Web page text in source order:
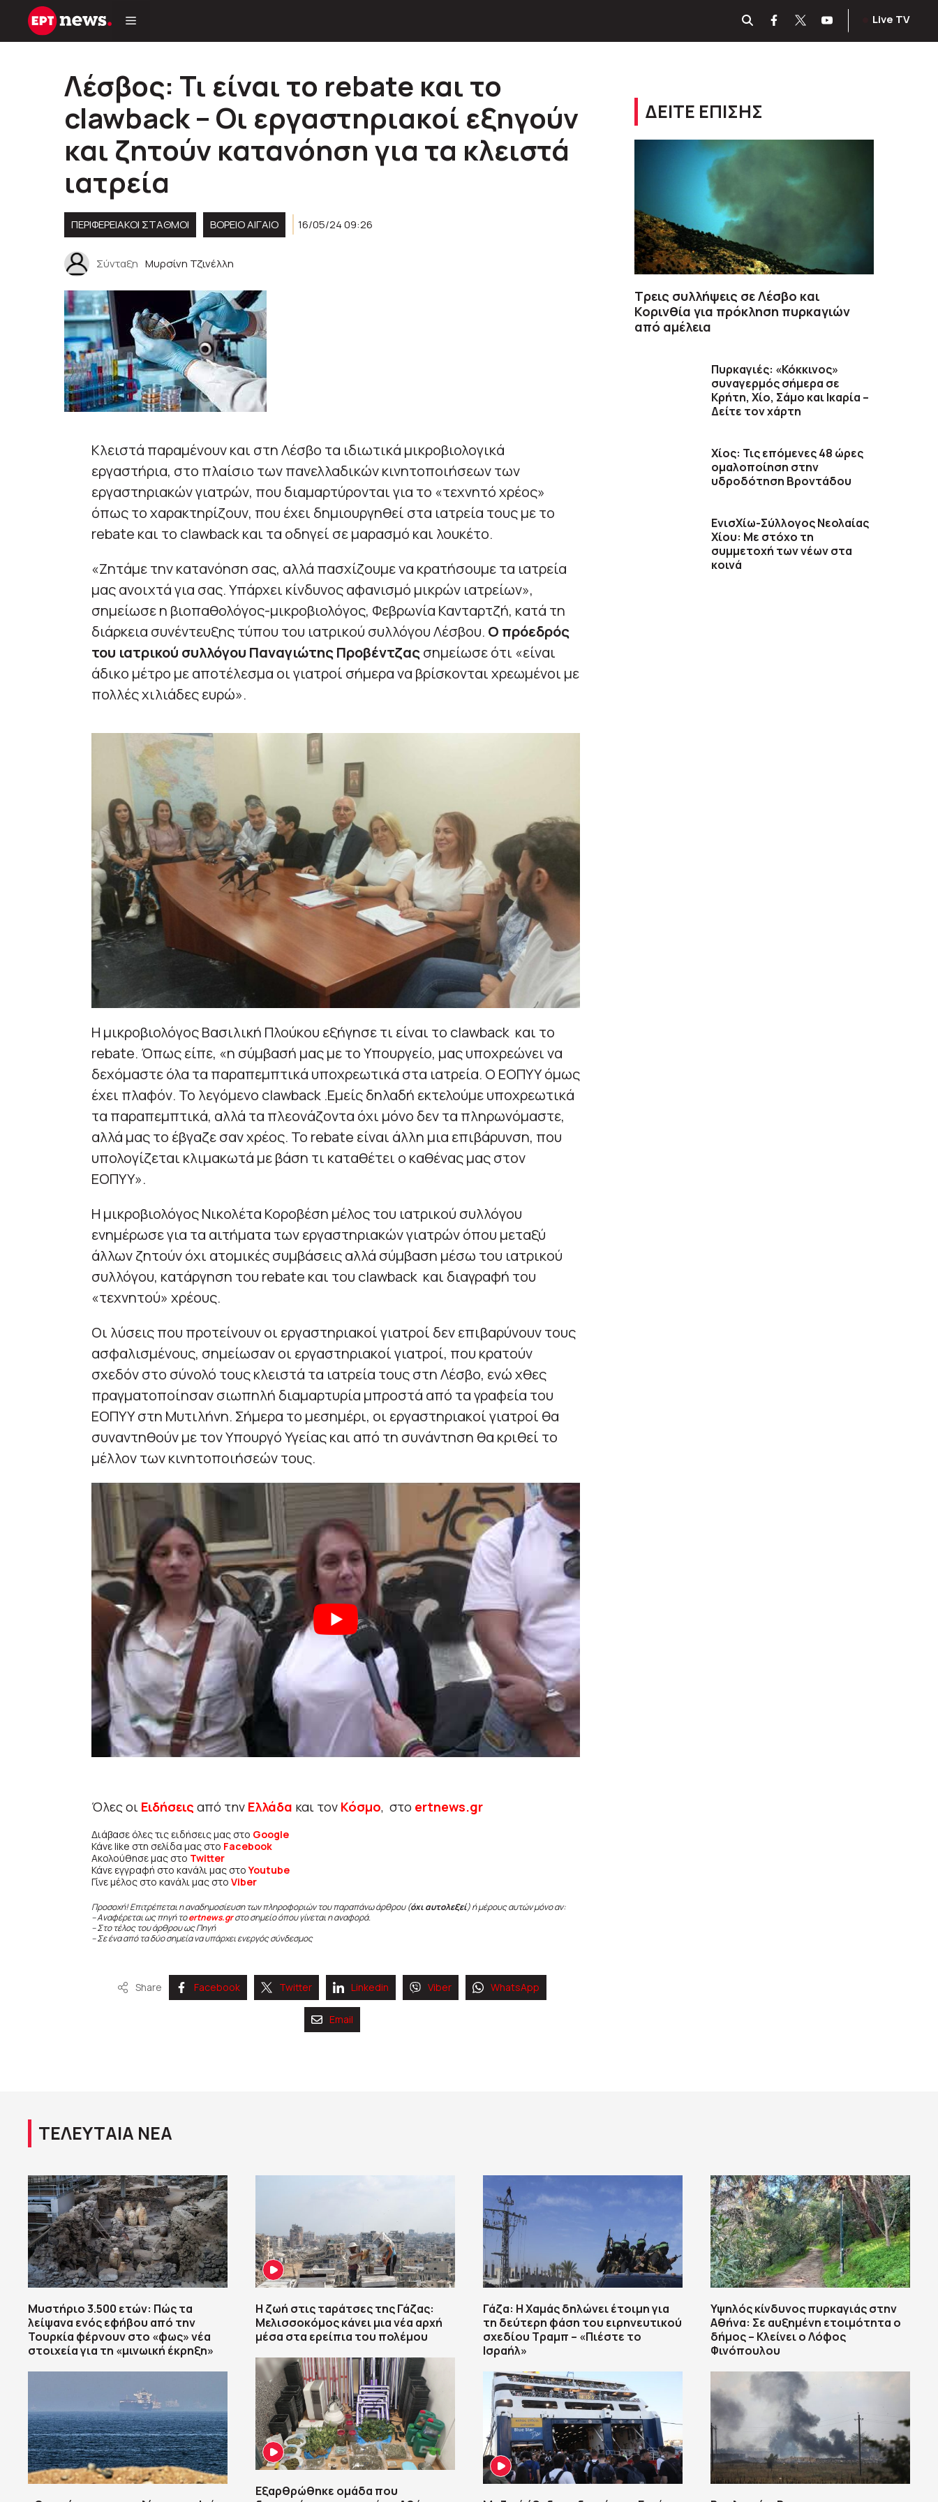
Μετάβαση
Live TV
Λέσβος: Τι είναι το rebate και το
clawback – Οι εργαστηριακοί εξηγούν
και ζητούν κατανόηση για τα κλειστά
ιατρεία
ΠΕΡΙΦΕΡΕΙΑΚΟΊ ΣΤΑΘΜΟΊ ΒΟΡΕΙΟ ΑΙΓΑΙΟ 16/05/24 09:26
Σύνταξη Μυρσίνη Τζινέλλη
Κλειστά παραμένουν και στη Λέσβο τα ιδιωτικά μικροβιολογικά
εργαστήρια, στο πλαίσιο των πανελλαδικών κινητοποιήσεων των
εργαστηριακών γιατρών, που διαμαρτύρονται για το «τεχνητό χρέος»
όπως το χαρακτηρίζουν, που έχει δημιουργηθεί στα ιατρεία τους με το
rebate και το clawback και τα οδηγεί σε μαρασμό και λουκέτο.
«Ζητάμε την κατανόηση σας, αλλά πασχίζουμε να κρατήσουμε τα ιατρεία
μας ανοιχτά για σας. Υπάρχει κίνδυνος αφανισμό μικρών ιατρείων»,
σημείωσε η βιοπαθολόγος-μικροβιολόγος, Φεβρωνία Κανταρτζή, κατά τη
διάρκεια συνέντευξης τύπου του ιατρικού συλλόγου Λέσβου. Ο πρόεδρός
του ιατρικού συλλόγου Παναγιώτης Προβέντζαςσημείωσε ότι «είναι
άδικο μέτρο με αποτέλεσμα οι γιατροί σήμερα να βρίσκονται χρεωμένοι με
πολλές χιλιάδες ευρώ».
Η μικροβιολόγος Βασιλική Πλούκου εξήγησε τι είναι το clawback και το
rebate. Όπως είπε, «η σύμβασή μας με το Υπουργείο, μας υποχρεώνει να
δεχόμαστε όλα τα παραπεμπτικά υποχρεωτικά στα ιατρεία. Ο ΕΟΠΥΥ όμως
έχει πλαφόν. Το λεγόμενο clawback .Εμείς δηλαδή εκτελούμε υποχρεωτικά
τα παραπεμπτικά, αλλά τα πλεονάζοντα όχι μόνο δεν τα πληρωνόμαστε,
αλλά μας το έβγαζε σαν χρέος. Το rebate είναι άλλη μια επιβάρυνση, που
υπολογίζεται κλιμακωτά με βάση τι καταθέτει ο καθένας μας στον
ΕΟΠΥΥ».
Η μικροβιολόγος Νικολέτα Κοροβέση μέλος του ιατρικού συλλόγου
ενημέρωσε για τα αιτήματα των εργαστηριακών γιατρών όπου μεταξύ
άλλων ζητούν όχι ατομικές συμβάσεις αλλά σύμβαση μέσω του ιατρικού
συλλόγου, κατάργηση του rebate και του clawback και διαγραφή του
«τεχνητού» χρέους.
Οι λύσεις που προτείνουν οι εργαστηριακοί γιατροί δεν επιβαρύνουν τους
ασφαλισμένους, σημείωσαν οι εργαστηριακοί γιατροί, που κρατούν
σχεδόν στο σύνολό τους κλειστά τα ιατρεία τους στη Λέσβο, ενώ χθες
πραγματοποίησαν σιωπηλή διαμαρτυρία μπροστά από τα γραφεία του
ΕΟΠΥΥ στη Μυτιλήνη. Σήμερα το μεσημέρι, οι εργαστηριακοί γιατροί θα
συναντηθούν με τον Υπουργό Υγείας και από τη συνάντηση θα κριθεί το
μέλλον των κινητοποιήσεών τους.
Όλες οι Ειδήσεις από την Ελλάδα και τον Κόσμο, στο ertnews.gr
Διάβασε όλες τις ειδήσεις μας στο Google
Κάνε like στη σελίδα μας στο Facebook
Ακολούθησε μας στο Twitter
Κάνε εγγραφή στο κανάλι μας στοYoutube
Γίνε μέλος στο κανάλι μας στο Viber
Προσοχή! Επιτρέπεται η αναδημοσίευση των πληροφοριών του παραπάνω άρθρου (όχι αυτολεξεί) ή μέρους αυτών μόνο αν:
– Αναφέρεται ως πηγή τοertnews.gr στο σημείο όπου γίνεται η αναφορά.
– Στο τέλος του άρθρου ως Πηγή
– Σε ένα από τα δύο σημεία να υπάρχει ενεργός σύνδεσμος
Share Facebook Twitter Linkedin Viber WhatsApp
Email
ΔΕΙΤΕ ΕΠΙΣΗΣ
Τρεις συλλήψεις σε Λέσβο και
Κορινθία για πρόκληση πυρκαγιών
από αμέλεια
Πυρκαγιές: «Κόκκινος»
συναγερμός σήμερα σε
Κρήτη, Χίο, Σάμο και Ικαρία –
Δείτε τον χάρτη
Χίος: Τις επόμενες 48 ώρες
ομαλοποίηση στην
υδροδότηση Βροντάδου
ΕνισΧίω-Σύλλογος Νεολαίας
Χίου: Με στόχο τη
συμμετοχή των νέων στα
κοινά
ΤΕΛΕΥΤΑΙΑ ΝΕΑ
Μυστήριο 3.500 ετών: Πώς τα
λείψανα ενός εφήβου από την
Τουρκία φέρνουν στο «φως» νέα
στοιχεία για τη «μινωική έκρηξη»
Η ζωή στις ταράτσες της Γάζας:
Μελισσοκόμος κάνει μια νέα αρχή
μέσα στα ερείπια του πολέμου
Εξαρθρώθηκε ομάδα που
Γάζα: Η Χαμάς δηλώνει έτοιμη για
τη δεύτερη φάση του ειρηνευτικού
σχεδίου Τραμπ – «Πιέστε το
Ισραήλ»
Υψηλός κίνδυνος πυρκαγιάς στην
Αθήνα: Σε αυξημένη ετοιμότητα ο
δήμος – Κλείνει ο Λόφος
Φινόπουλου